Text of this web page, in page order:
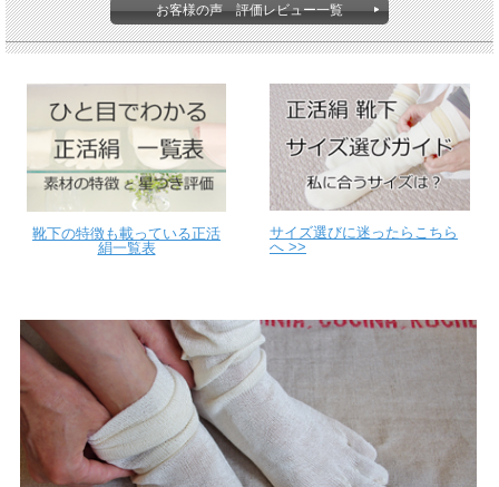
お客様の声 評価レビュー一覧
靴下の特徴も載っている正活
絹一覧表
サイズ選びに迷ったらこちら
へ >>